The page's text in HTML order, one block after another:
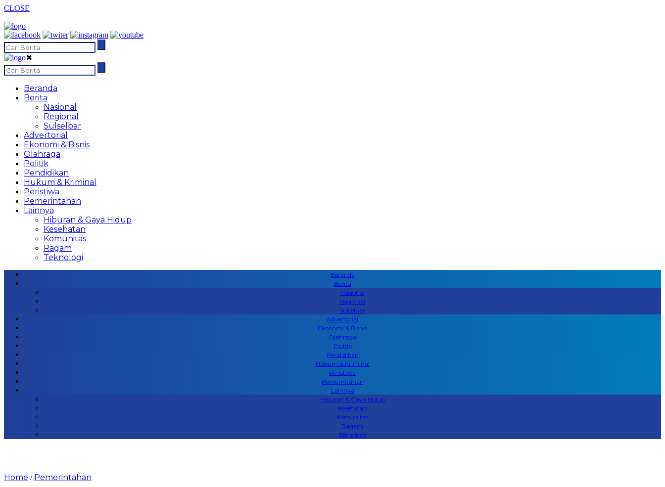
CLOSE
✖
Beranda
Berita
Nasional
Regional
Sulselbar
Advertorial
Ekonomi & Bisnis
Olahraga
Politik
Pendidikan
Hukum & Kriminal
Peristiwa
Pemerintahan
Lainnya
Hiburan & Gaya Hidup
Kesehatan
Komunitas
Ragam
Teknologi
Beranda
Berita
Nasional
Regional
Sulselbar
Advertorial
Ekonomi & Bisnis
Olahraga
Politik
Pendidikan
Hukum & Kriminal
Peristiwa
Pemerintahan
Lainnya
Hiburan & Gaya Hidup
Kesehatan
Komunitas
Ragam
Teknologi
Home / Pemerintahan